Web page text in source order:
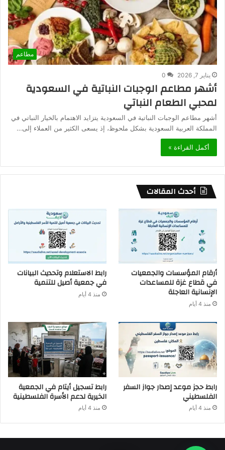
مطاعم
يناير 7, 2026 0
أشهر مطاعم الوجبات النباتية في السعودية
لمحبي الطعام النباتي
أشهر مطاعم الوجبات النباتية في السعودية يتزايد الاهتمام بالخيار النباتي في
المملكة العربية السعودية بشكل ملحوظ، إذ يسعى الكثير من العملاء إلى…
أكمل القراءة »
أحدث المقالات
أرقام المؤسسات والجمعيات
في قطاع غزة للمساعدات
الإنسانية العاجلة
منذ 4 أيام
رابط الاستعلام وتحديث البيانات
في جمعية أصيل للتنمية
منذ 4 أيام
رابط حجز موعد إصدار جواز السفر
الفلسطيني
منذ 4 أيام
رابط تسجيل أيتام في الجمعية
الخيرية لدعم الأسرة الفلسطينية
منذ 4 أيام